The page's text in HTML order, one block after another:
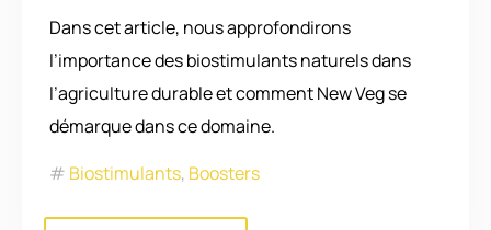
Dans cet article, nous approfondirons
l’importance des biostimulants naturels dans
l’agriculture durable et comment New Veg se
démarque dans ce domaine.
Biostimulants, Boosters